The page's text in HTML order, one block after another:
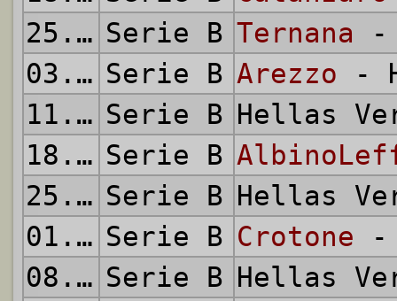
25.02.2006 Serie B Ternana -
03.03.2006 Serie B Arezzo -
11.03.2006 Serie B Hellas
18.03.2006 Serie B
25.03.2006 Serie B Hellas
01.04.2006 Serie B Crotone -
08.04.2006 Serie B Hellas